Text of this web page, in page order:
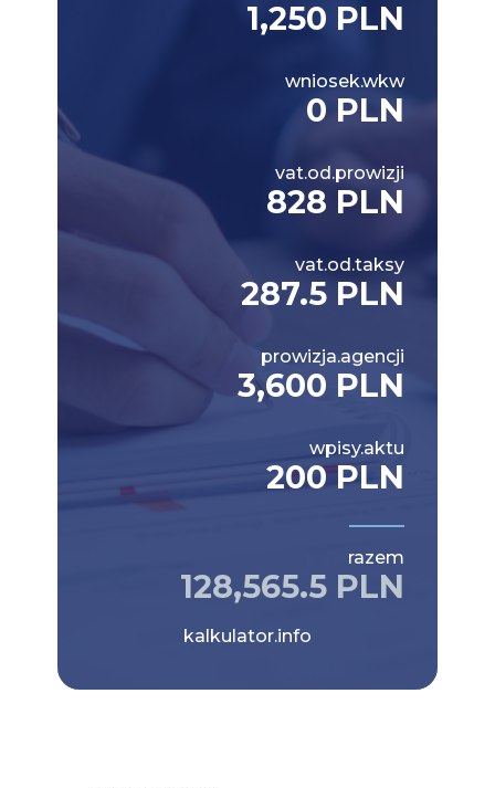
1,250 PLN
wniosek.wkw
0 PLN
vat.od.prowizji
828 PLN
vat.od.taksy
287.5 PLN
prowizja.agencji
3,600 PLN
wpisy.aktu
200 PLN
razem
128,565.5 PLN
kalkulator.info